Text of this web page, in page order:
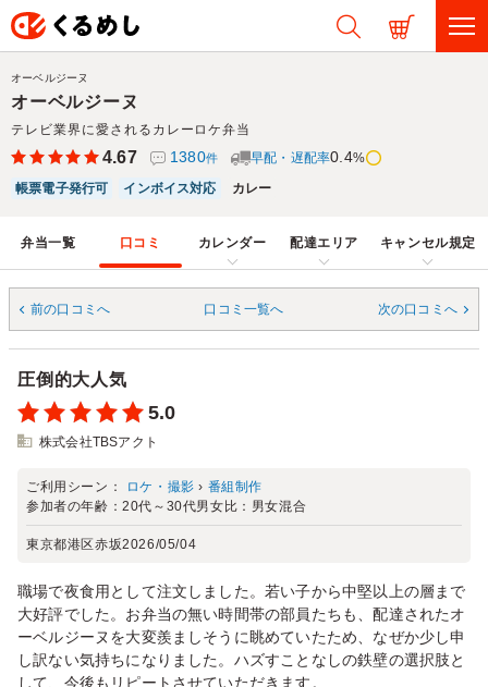
オーベルジーヌ
テレビ業界に愛されるカレーロケ弁当
オーベルジーヌ
4.67 1380件 早配・遅配率0.4%
帳票電子発行可
インボイス対応 カレー
弁当一覧 口コミ カレンダー 配達エリア キャンセル規定
前の口コミへ 口コミ一覧へ 次の口コミへ
圧倒的大人気
5.0
株式会社TBSアクト
ご利用シーン： ロケ・撮影 › 番組制作
参加者の年齢：20代～30代男女比： 男女混合
東京都港区赤坂2026/05/04
職場で夜食用として注文しました。若い子から中堅以上の層まで
大好評でした。お弁当の無い時間帯の部員たちも、配達されたオ
ーベルジーヌを大変羨ましそうに眺めていたため、なぜか少し申
し訳ない気持ちになりました。ハズすことなしの鉄壁の選択肢と
して、今後もリピートさせていただきます。